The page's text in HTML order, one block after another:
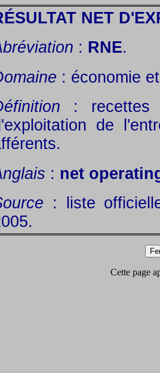
NET
: RNE.
: économie
: recettes
de
: net
: liste
Cette page